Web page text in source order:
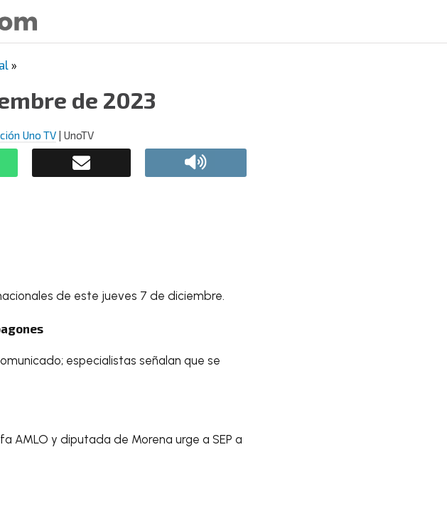
»
de 2023
Uno TV| UnoTV
de este jueves 7 de diciembre.
especialistas señalan que se
AMLO y diputada de Morena urge a SEP a